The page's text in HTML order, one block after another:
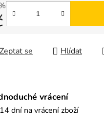
Zeptat se Hlídat
vrácení
dní na vrácení zboží